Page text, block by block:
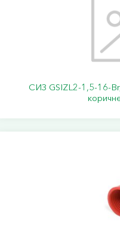
СИЗ GSIZL2-1,5-16-